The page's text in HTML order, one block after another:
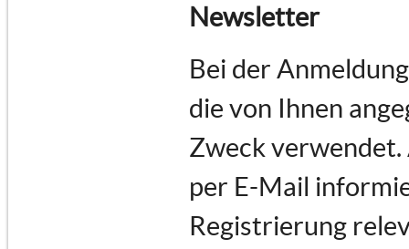
Newsletter
Bei der
die von Ihnen
Zweck
per E-Mail
Registrierung